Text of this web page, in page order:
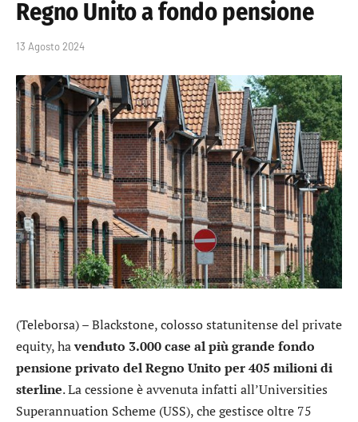
Regno Unito a fondo pensione
13 Agosto 2024
(Teleborsa) –Blackstone, colosso statunitense del private
equity, havenduto 3.000 case al più grande fondo
pensione privato del Regno Unito per 405 milioni di
sterline. La cessione è avvenuta infatti all’Universities
Superannuation Scheme (USS), che gestisce oltre 75